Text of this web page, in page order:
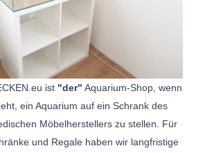
ist "der" Aquarium-Shop, wenn
ein Aquarium auf ein Schrank des
Möbelherstellers zu stellen. Für
und Regale haben wir langfristige